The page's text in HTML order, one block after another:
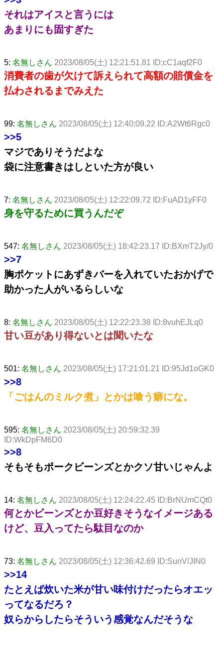
それはアイスと言うには
あまりにも固すぎた
5: 名無しさん 2023/08/05(土) 12:21:51.81 ID:cC1aqf2F0
消費者の歯が欠けて訴えられて高額の賠償金を
払わされるまでみえた
99: 名無しさん 2023/08/05(土) 12:40:09.22 ID:A2Wt6Rgc0
>>5
マジでありそうだよな
袋に注意書きはしといた方が良い
7: 名無しさん 2023/08/05(土) 12:22:09.72 ID:FuAD1yFF0
身を守るために買うんだぞ
547: 名無しさん 2023/08/05(土) 18:42:23.17 ID:BXmT2Jy/0
>>7
胸ポケットにあずきバーを入れていたおかげで
助かった人がいるらしいな
8: 名無しさん 2023/08/05(土) 12:22:23.38 ID:8vuhEJLq0
甘い豆があり得ないとは聞いたな
501: 名無しさん 2023/08/05(土) 17:21:01.21 ID:95Jd1oGK0
>>8
「ごはんのミルク煮」とかは喰う癖にな。
595: 名無しさん 2023/08/05(土) 20:59:32.39
ID:WkDpFM6D0
>>8
そもそもポークビーンズとかクソ甘いじゃんよ
14: 名無しさん 2023/08/05(土) 12:24:22.45 ID:BrNUmCQt0
何とかビーンズとか豆好きそうなイメージある
けど、豆入ってたら駄目なのか
73: 名無しさん 2023/08/05(土) 12:36:42.69 ID:SunV/JIN0
>>14
たとえば炊いた米が甘い味付けだったらオエッ
ってなるだろ？
奴らからしたらそういう感覚なんだそうな